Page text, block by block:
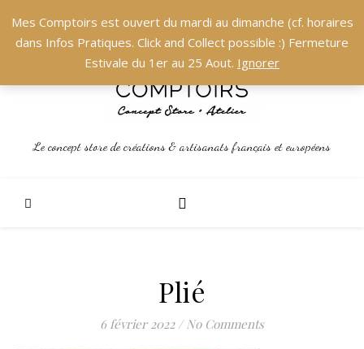
Le concept store de créations & artisanats français et européens
Plié
6 février 2022 / No Comments
Mes Comptoirs est ouvert du mardi au dimanche (cf. horaires
dans Infos Pratiques. Click and Collect possible :) Fermeture
Estivale du 1er au 25 Aout. Ignorer